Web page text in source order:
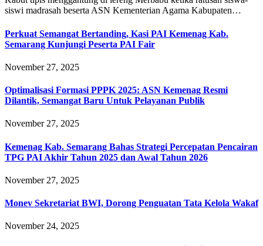
siswi madrasah beserta ASN Kementerian Agama Kabupaten…
Perkuat Semangat Bertanding, Kasi PAI Kemenag Kab.
Semarang Kunjungi Peserta PAI Fair
November 27, 2025
Optimalisasi Formasi PPPK 2025: ASN Kemenag Resmi
Dilantik, Semangat Baru Untuk Pelayanan Publik
November 27, 2025
Kemenag Kab. Semarang Bahas Strategi Percepatan Pencairan
TPG PAI Akhir Tahun 2025 dan Awal Tahun 2026
November 27, 2025
Monev Sekretariat BWI, Dorong Penguatan Tata Kelola Wakaf
November 24, 2025